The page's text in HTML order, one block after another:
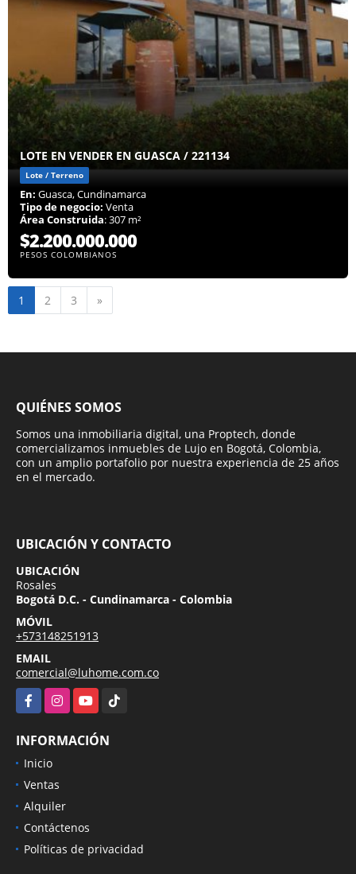
LOTE EN VENDER EN GUASCA / 221134
Lote / Terreno
En: Guasca, Cundinamarca
Tipo de negocio: Venta
Área Construida: 307 m²
$2.200.000.000
PESOS COLOMBIANOS
1 2 3 »
QUIÉNES SOMOS
Somos una inmobiliaria digital, una Proptech, donde
comercializamos inmuebles de Lujo en Bogotá, Colombia,
con un amplio portafolio por nuestra experiencia de 25 años
en el mercado.
UBICACIÓN Y CONTACTO
UBICACIÓN
Rosales
Bogotá D.C. - Cundinamarca - Colombia
MÓVIL
+573148251913
EMAIL
comercial@luhome.com.co
FacebookInstagramYouTubeTikTok
INFORMACIÓN
Inicio
Ventas
Alquiler
Contáctenos
Políticas de privacidad